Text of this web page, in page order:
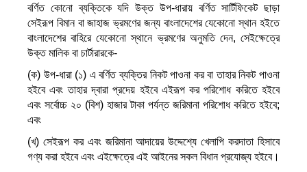
বর্ণিত কোনো ব্যক্তিকে যদি উক্ত উপ-ধারায় বর্ণিত সার্টিফিকেট ছাড়া
সেইরূপ বিমান বা জাহাজ ভ্রমণের জন্য বাংলাদেশের যেকোনো স্থান হইতে
বাংলাদেশের বাহিরে যেকোনো স্থানে ভ্রমণের অনুমতি দেন, সেইক্ষেত্রে
উক্ত মালিক বা চার্টারারকে-
(ক) উপ-ধারা (১) এ বর্ণিত ব্যক্তির নিকট পাওনা কর বা তাহার নিকট পাওনা
হইবে এবং তাহার দ্বারা প্রদেয় হইবে এইরূপ কর পরিশোধ করিতে হইবে
এবং সর্বোচ্চ ২০ (বিশ) হাজার টাকা পর্যন্ত জরিমানা পরিশোধ করিতে হইবে;
এবং
(খ) সেইরূপ কর এবং জরিমানা আদায়ের উদ্দেশ্যে খেলাপি করদাতা হিসাবে
গণ্য করা হইবে এবং এইক্ষেত্রে এই আইনের সকল বিধান প্রযোজ্য হইবে।